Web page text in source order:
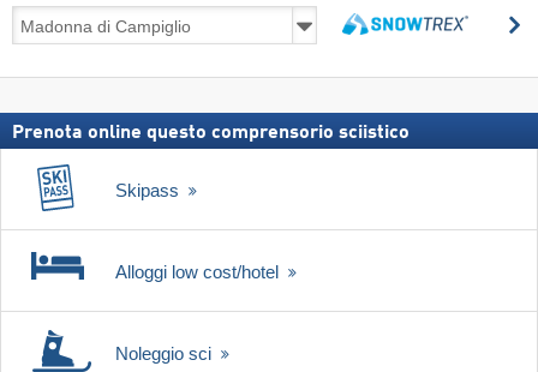
sulla
incl.
Prenota online questo comprensorio sciistico
Skipass
Alloggi low cost/hotel
Noleggio sci